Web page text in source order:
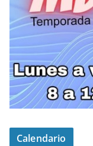
Calendario